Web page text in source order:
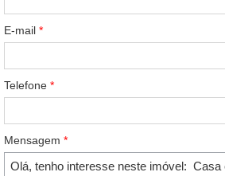
E-mail *
Telefone *
Mensagem *